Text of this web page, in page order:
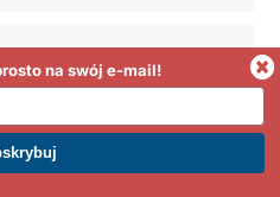
ZARABIAJ JUŻ DZIŚ
na swój e-mail!